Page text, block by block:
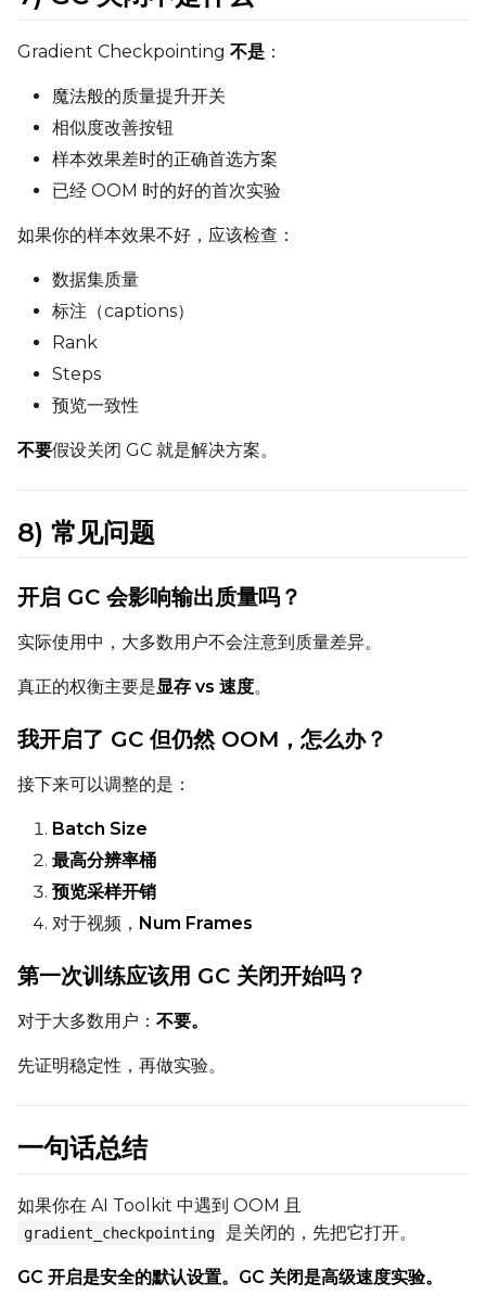
Gradient Checkpointing 不是 ：
魔法般的质量提升开关
相似度改善按钮
样本效果差时的正确首选方案
已经 OOM 时的好的首次实验
如果你的样本效果不好，应该检查：
数据集质量
标注（captions）
Rank
Steps
预览一致性
不要假设关闭 GC 就是解决方案。
8) 常见问题
开启 GC 会影响输出质量吗？
实际使用中，大多数用户不会注意到质量差异。
真正的权衡主要是显存 vs 速度。
我开启了 GC 但仍然 OOM，怎么办？
接下来可以调整的是：
Batch Size
最高分辨率桶
预览采样开销
对于视频， Num Frames
第一次训练应该用 GC 关闭开始吗？
对于大多数用户： 不要。
先证明稳定性，再做实验。
一句话总结
如果你在 AI Toolkit 中遇到 OOM 且
gradient_checkpointing 是关闭的，先把它打开。
GC 开启是安全的默认设置。GC 关闭是高级速度实验。